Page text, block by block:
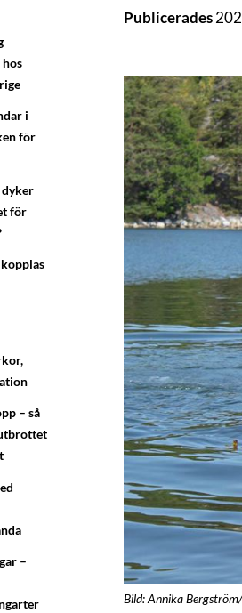
i
för
dyker
för
– så
–
Publicerades
Bild: Annika